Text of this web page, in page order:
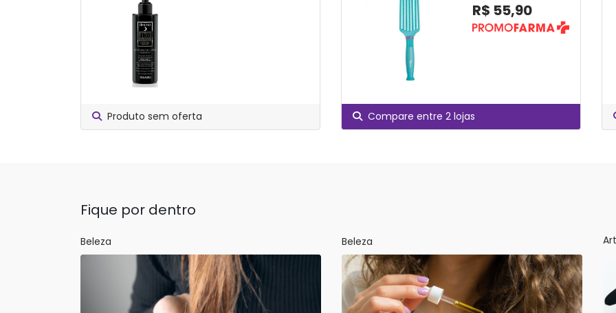
Produto sem oferta
R$ 55,90
Compare entre 2 lojas
Fique por dentro
Beleza Beleza